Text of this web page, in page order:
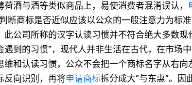
酒与酒等类似商品上，易使消费者混淆误认，
断商标是否近似应该以公众的一般注意力为标
公司所称的汉字认读习惯并不符合绝大多数现
到的习惯”，现代人并非生活在古代，在市场
和认读习惯，公众不会把一个商标名字从右向
反向识别，再将申请商标拆分成大”与东惠”。因